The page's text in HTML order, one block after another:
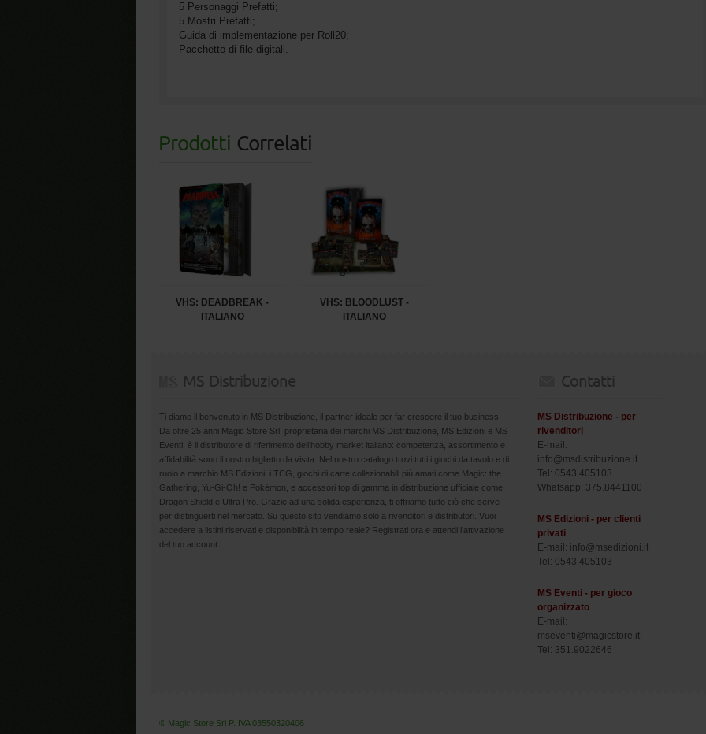
5 Personaggi Prefatti;
5 Mostri Prefatti;
Guida di implementazione per Roll20;
Pacchetto di file digitali.
Prodotti Correlati
VHS: DEADBREAK -
ITALIANO
VHS: BLOODLUST -
ITALIANO
MS Distribuzione
Ti diamo il benvenuto in MS Distribuzione, il partner ideale per far crescere il tuo business!
Da oltre 25 anni Magic Store Srl, proprietaria dei marchi MS Distribuzione, MS Edizioni e MS
Eventi, è il distributore di riferimento dell’hobby market italiano: competenza, assortimento e
affidabilità sono il nostro biglietto da visita. Nel nostro catalogo trovi tutti i giochi da tavolo e di
ruolo a marchio MS Edizioni, i TCG, giochi di carte collezionabili più amati come Magic: the
Gathering, Yu-Gi-Oh! e Pokémon, e accessori top di gamma in distribuzione ufficiale come
Dragon Shield e Ultra Pro. Grazie ad una solida esperienza, ti offriamo tutto ciò che serve
per distinguerti nel mercato. Su questo sito vendiamo solo a rivenditori e distributori. Vuoi
accedere a listini riservati e disponibilità in tempo reale? Registrati ora e attendi l’attivazione
del tuo account.
Contatti
MS Distribuzione - per
rivenditori
E-mail:
info@msdistribuzione.it
Tel: 0543.405103
Whatsapp: 375.8441100
MS Edizioni - per clienti
privati
E-mail: info@msedizioni.it
Tel: 0543.405103
MS Eventi - per gioco
organizzato
E-mail:
mseventi@magicstore.it
Tel: 351.9022646
© Magic Store Srl P. IVA 03550320406